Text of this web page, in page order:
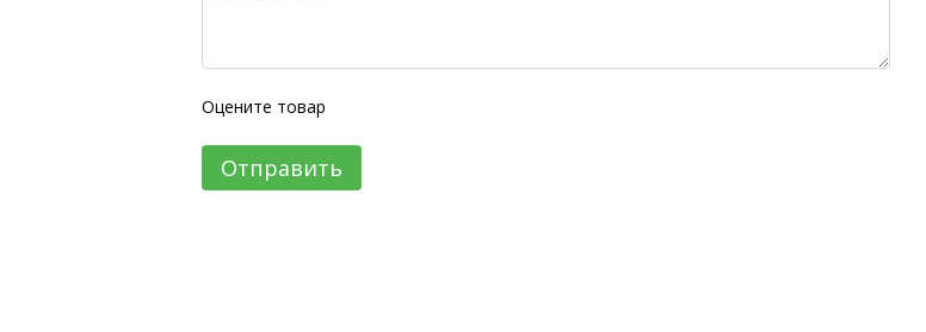
Оцените товар
Отправить